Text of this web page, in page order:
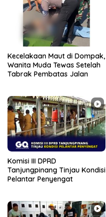
Kecelakaan Maut di Dompak,
Wanita Muda Tewas Setelah
Tabrak Pembatas Jalan
Komisi III DPRD
Tanjungpinang Tinjau Kondisi
Pelantar Penyengat